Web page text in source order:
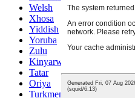
Welsh
Xhosa
Yiddish
Yoruba
Zulu
Kinyarwanda
Tatar
Oriya
Turkmen